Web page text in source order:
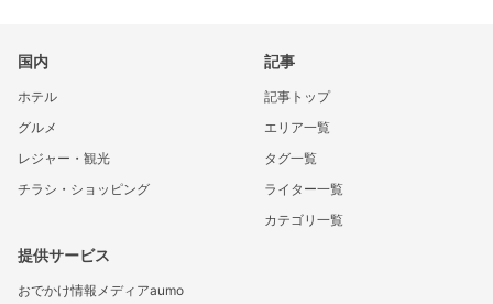
国内
ホテル
グルメ
レジャー・観光
チラシ・ショッピング
記事
記事トップ
エリア一覧
タグ一覧
ライター一覧
カテゴリ一覧
提供サービス
おでかけ情報メディアaumo